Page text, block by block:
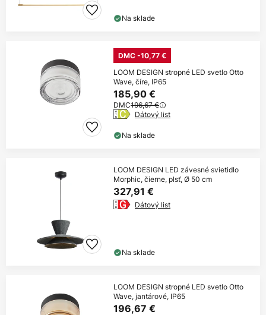
Na sklade
DMC -10,77 €
LOOM DESIGN stropné LED svetlo Otto
Wave, číre, IP65
185,90 €
DMC196,67 €
Dátový list
Na sklade
LOOM DESIGN LED závesné svietidlo
Morphic, čierne, plsť, Ø 50 cm
327,91 €
Dátový list
Na sklade
LOOM DESIGN stropné LED svetlo Otto
Wave, jantárové, IP65
196,67 €